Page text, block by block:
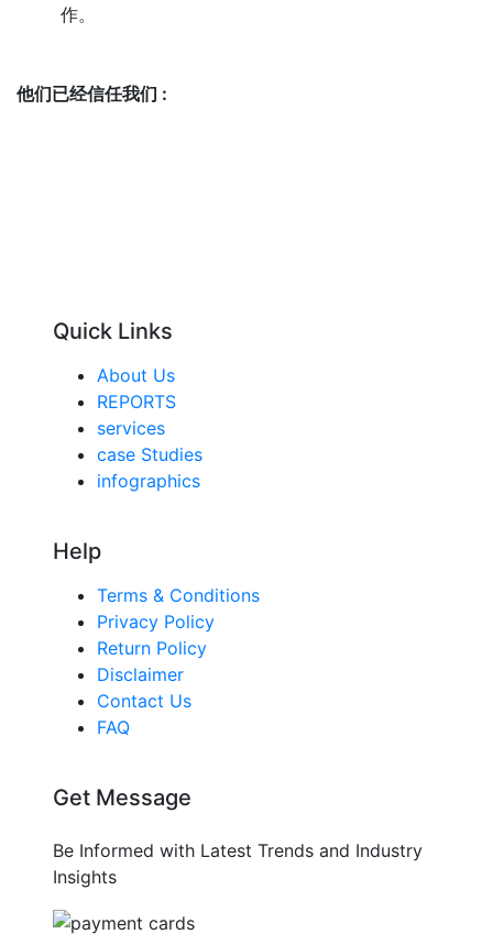
作。
他们已经信任我们 :
Quick Links
About Us
REPORTS
services
case Studies
infographics
Help
Terms & Conditions
Privacy Policy
Return Policy
Disclaimer
Contact Us
FAQ
Get Message
Be Informed with Latest Trends and Industry
Insights